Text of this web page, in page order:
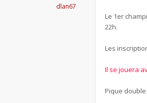
dlan67
Le 1er
22h.
Les
Il se jouera
Pique